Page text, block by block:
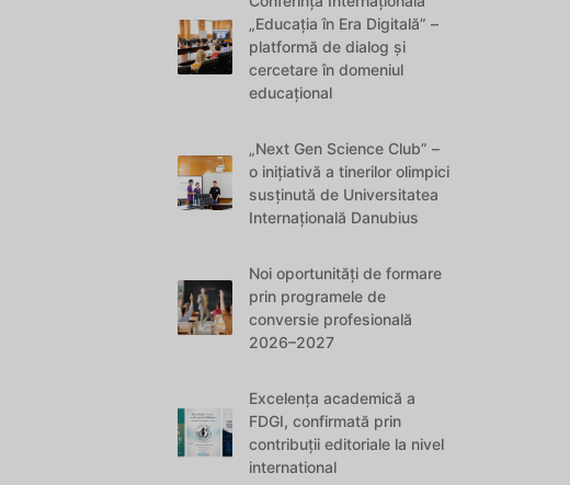
„Educația în Era Digitală” –
platformă de dialog și
cercetare în domeniul
educațional
„Next Gen Science Club” –
o inițiativă a tinerilor olimpici
susținută de Universitatea
Internațională Danubius
Noi oportunități de formare
prin programele de
conversie profesională
2026–2027
Excelența academică a
FDGI, confirmată prin
contribuții editoriale la nivel
international